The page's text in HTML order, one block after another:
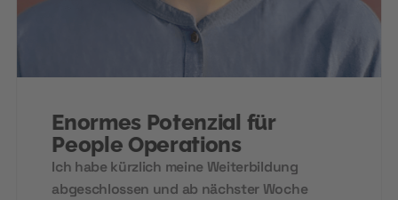
Enormes Potenzial für
People Operations
Ich habe kürzlich meine Weiterbildung
abgeschlossen und ab nächster Woche